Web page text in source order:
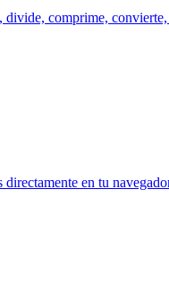
comprime,
en tu